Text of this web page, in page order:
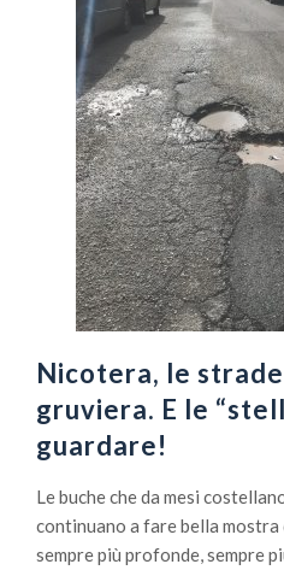
Nicotera, le strade
gruviera. E le
guardare!
Le buche che da mesi
continuano a fare bella mostra
sempre più profonde, sempre